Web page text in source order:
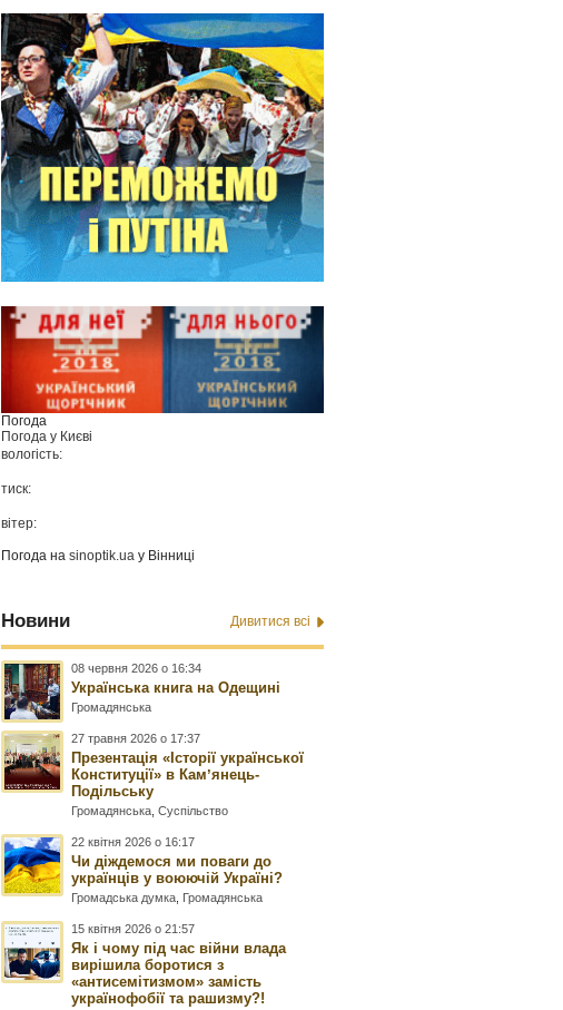
Погода
Погода у Києві
вологість:
тиск:
вітер:
Погода наsinoptik.ua у Вінниці
Новини Дивитися всі
08 червня 2026 о 16:34
Українська книга на Одещині
Громадянська
27 травня 2026 о 17:37
Презентація «Історії української
Конституції» в Камʼянець-
Подільську
Громадянська ,Суспільство
22 квітня 2026 о 16:17
Чи діждемося ми поваги до
українців у воюючій Україні?
Громадська думка Громадянська
15 квітня 2026 о 21:57
Як і чому під час війни влада
вирішила боротися з
«антисемітизмом» замість
українофобії та рашизму?!